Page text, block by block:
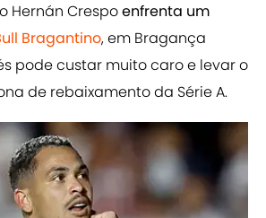
Hernán Crespoenfrenta um
Bragantino, em Bragança
pode custar muito caro e levar o
de rebaixamento da Série A.